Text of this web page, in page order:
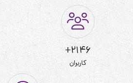
2146+
کاربران